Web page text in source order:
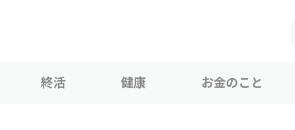
終活 健康 お金のこと